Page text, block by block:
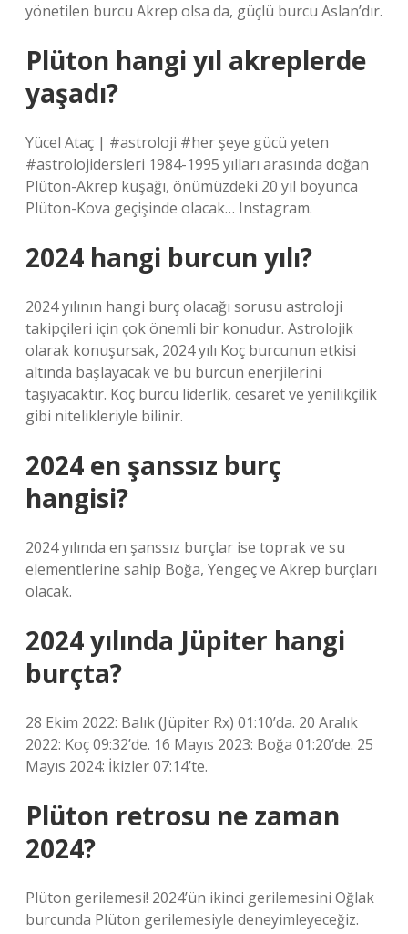
yönetilen burcu Akrep olsa da, güçlü burcu Aslan’dır.
Plüton hangi yıl akreplerde
yaşadı?
Yücel Ataç | #astroloji #her şeye gücü yeten
#astrolojidersleri 1984-1995 yılları arasında doğan
Plüton-Akrep kuşağı, önümüzdeki 20 yıl boyunca
Plüton-Kova geçişinde olacak… Instagram.
2024 hangi burcun yılı?
2024 yılının hangi burç olacağı sorusu astroloji
takipçileri için çok önemli bir konudur. Astrolojik
olarak konuşursak, 2024 yılı Koç burcunun etkisi
altında başlayacak ve bu burcun enerjilerini
taşıyacaktır. Koç burcu liderlik, cesaret ve yenilikçilik
gibi nitelikleriyle bilinir.
2024 en şanssız burç
hangisi?
2024 yılında en şanssız burçlar ise toprak ve su
elementlerine sahip Boğa, Yengeç ve Akrep burçları
olacak.
2024 yılında Jüpiter hangi
burçta?
28 Ekim 2022: Balık (Jüpiter Rx) 01:10’da. 20 Aralık
2022: Koç 09:32’de. 16 Mayıs 2023: Boğa 01:20’de. 25
Mayıs 2024: İkizler 07:14’te.
Plüton retrosu ne zaman
2024?
Plüton gerilemesi! 2024’ün ikinci gerilemesini Oğlak
burcunda Plüton gerilemesiyle deneyimleyeceğiz.